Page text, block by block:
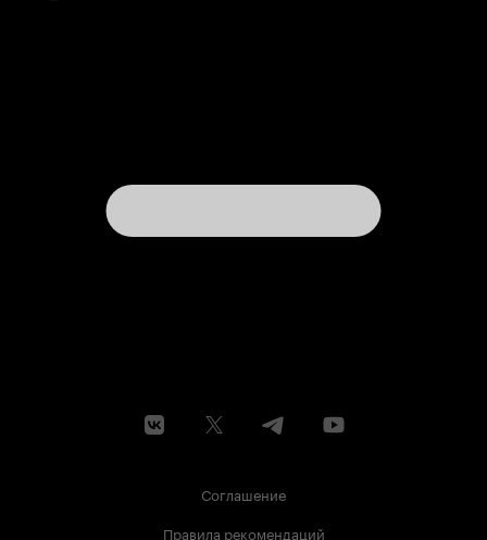
Соглашение
Правила рекомендаций